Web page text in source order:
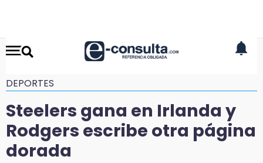
DEPORTES
Steelers gana en Irlanda y
Rodgers escribe otra página
dorada